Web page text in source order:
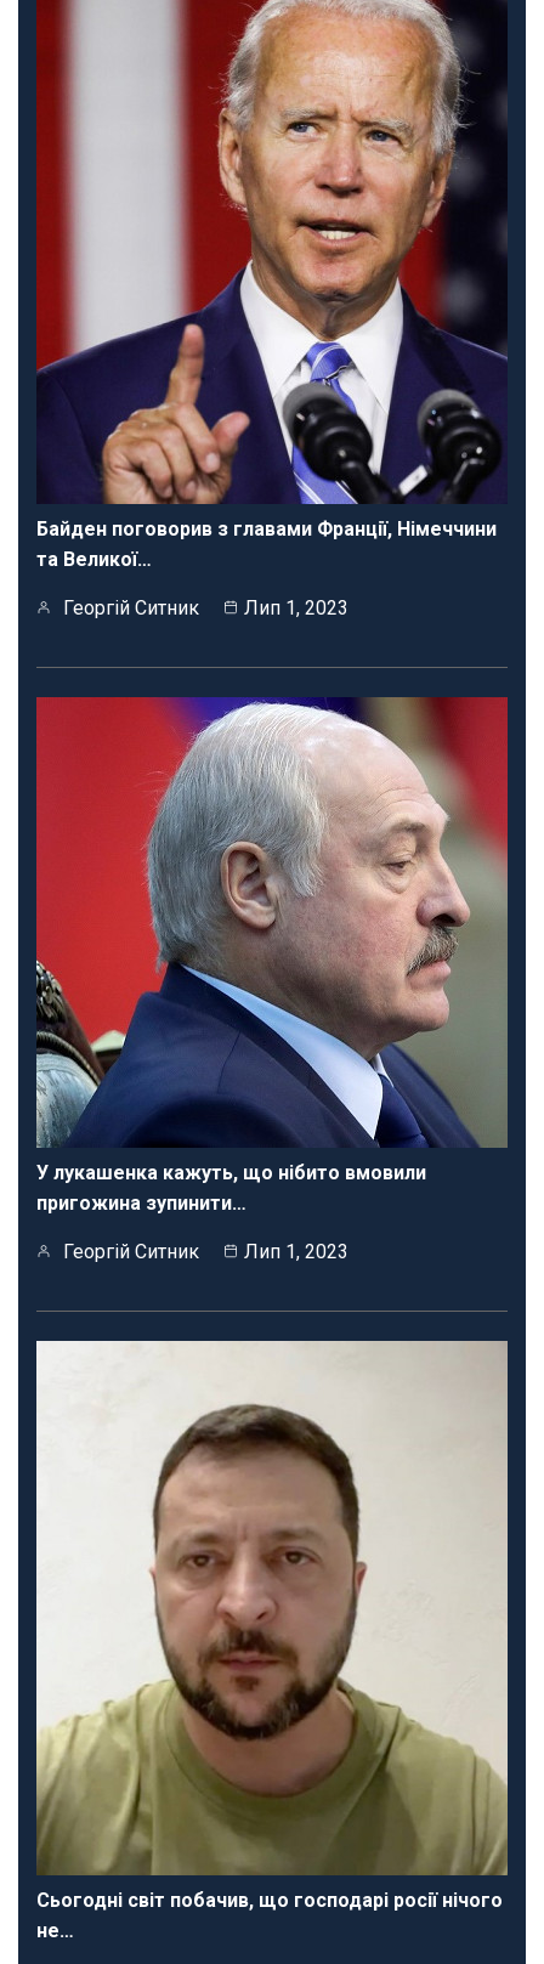
Байден поговорив з главами Франції, Німеччини
та Великої…
Георгій Ситник Лип 1, 2023
У лукашенка кажуть, що нібито вмовили
пригожина зупинити…
Георгій Ситник Лип 1, 2023
Сьогодні світ побачив, що господарі росії нічого
не…